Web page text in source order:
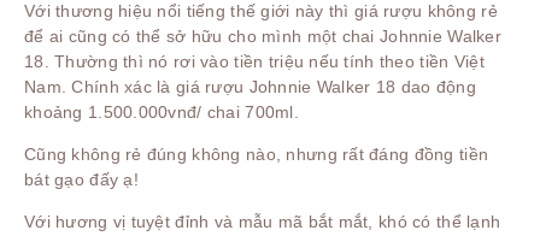
Với thương hiệu nổi tiếng thế giới này thì giá rượu không rẻ
để ai cũng có thể sở hữu cho mình một chai Johnnie Walker
18. Thường thì nó rơi vào tiền triệu nếu tính theo tiền Việt
Nam. Chính xác là giá rượu Johnnie Walker 18 dao động
khoảng 1.500.000vnđ/ chai 700ml.
Cũng không rẻ đúng không nào, nhưng rất đáng đồng tiền
bát gạo đấy ạ!
Với hương vị tuyệt đỉnh và mẫu mã bắt mắt, khó có thể lạnh